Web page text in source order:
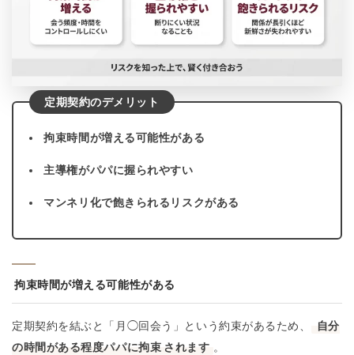
定期契約のデメリット
拘束時間が増える可能性がある
主導権がパパに握られやすい
マンネリ化で飽きられるリスクがある
拘束時間が増える可能性がある
定期契約を結ぶと「月◯回会う」という約束があるため、
自分
の時間がある程度パパに拘束 されます 。